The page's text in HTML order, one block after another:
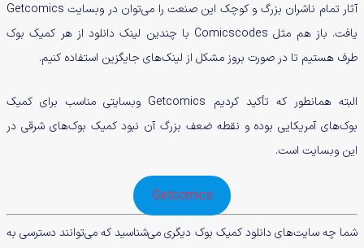
آثار تمام ناشران بزرگ و کوچک این صنعت را می‌توان در وبسایت Getcomics
یافت. باز هم مثل Comicscodes با چندین لینک دانلود از هر کمیک بوک
طرف هستیم تا در صورت بروز مشکل از لینک‌های جایگزین استفاده کنیم.
البته همانطور که تأکید کردیم Getcomics وبسایتی مناسب برای کمیک
بوک‌های آمریکایی بوده و نقطه ضعف بزرگ آن نبود کمیک بوک‌های شرقی در
این وبسایت است.
Getcomics
شما چه سایت‌های دانلود کمیک بوک دیگری می‌شناسید که می‌توانند دسترسی به